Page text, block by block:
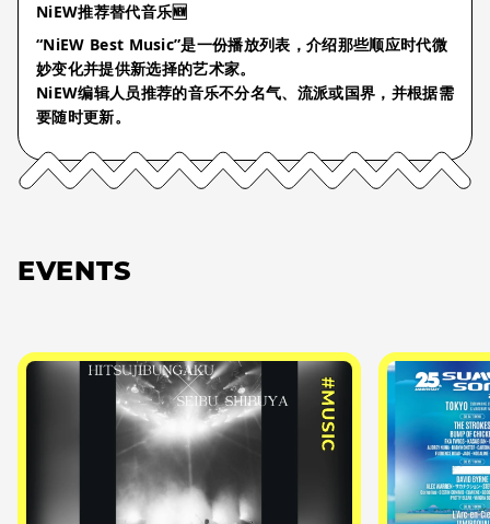
NiEW推荐替代音乐🆕
“NiEW Best Music”是一份播放列表，介绍那些顺应时代微
妙变化并提供新选择的艺术家。
NiEW编辑人员推荐的音乐不分名气、流派或国界，并根据需
要随时更新。
EVENTS
#MUSIC